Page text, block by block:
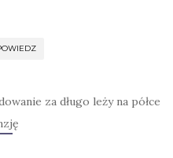
za długo leży na półce